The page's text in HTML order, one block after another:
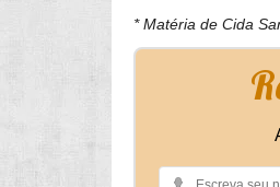
* Matéria de Cida